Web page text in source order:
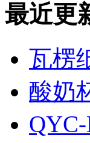
最近更
瓦楞
酸奶